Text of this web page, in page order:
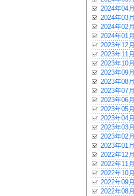
2024年04月
2024年03月
2024年02月
2024年01月
2023年12月
2023年11月
2023年10月
2023年09月
2023年08月
2023年07月
2023年06月
2023年05月
2023年04月
2023年03月
2023年02月
2023年01月
2022年12月
2022年11月
2022年10月
2022年09月
2022年08月